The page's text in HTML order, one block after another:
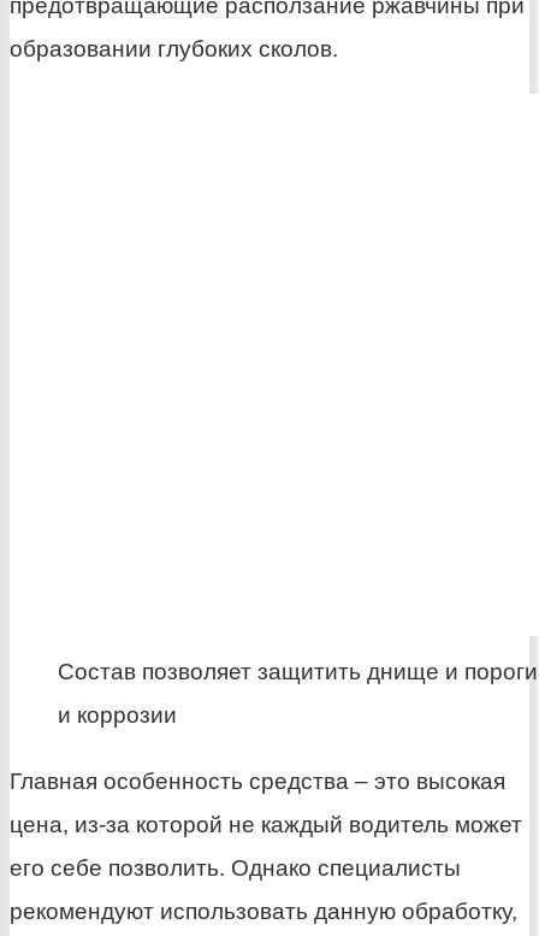
предотвращающие расползание ржавчины при
образовании глубоких сколов.
Состав позволяет защитить днище и
и коррозии
Главная особенность средства – это высокая
цена, из-за которой не каждый водитель может
его себе позволить. Однако специалисты
рекомендуют использовать данную обработку,